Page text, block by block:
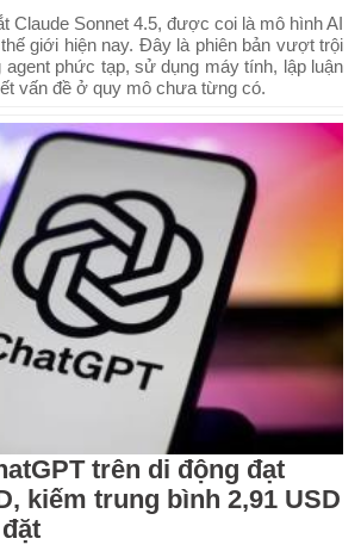
Claude Sonnet 4.5, được coi là mô hình AI
giới hiện nay. Đây là phiên bản vượt trội
phức tạp, sử dụng máy tính, lập luận
vấn đề ở quy mô chưa từng có.
trên di động đạt
kiếm trung bình 2,91 USD